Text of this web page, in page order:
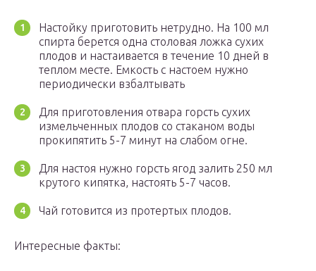
Настойку приготовить нетрудно. На 100 мл
спирта берется одна столовая ложка сухих
плодов и настаивается в течение 10 дней в
теплом месте. Емкость с настоем нужно
периодически взбалтывать
Для приготовления отвара горсть сухих
измельченных плодов со стаканом воды
прокипятить 5-7 минут на слабом огне.
Для настоя нужно горсть ягод залить 250 мл
крутого кипятка, настоять 5-7 часов.
Чай готовится из протертых плодов.
Интересные факты: